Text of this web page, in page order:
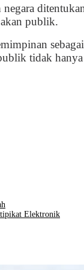
publik.
tidak
Elektronik